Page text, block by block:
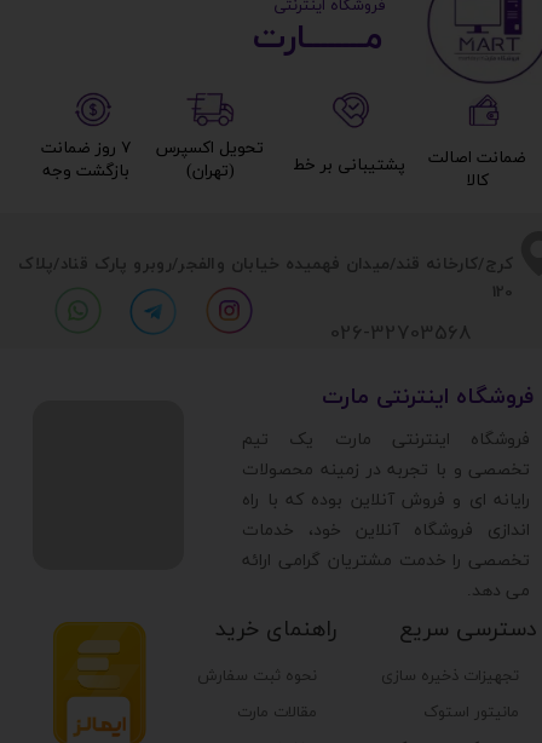
​​کرج/کارخانه قند/میدان فهمیده خیابان والفجر/روبرو پارک قناد/پلاک
120
تجهیزات ذخیره سازی
مانیتور استوک
دسترسی سریع راهنمای خرید
نحوه ثبت سفارش
مقالات مارت
​فروشگاه اینترنتی مارت
​فروشگاه اینترنتی مارت یک تیم
تخصصی و با تجربه در زمینه محصولات
رایانه ای و فروش آنلاین بوده که با راه
اندازی فروشگاه آنلاین خود، خدمات
تخصصی را خدمت مشتریان گرامی ارائه
می دهد.
026-32703568
مــــــــارت​​​​​​
​ ​فروشگاه اینترنتی
۷ روز ضمانت
بازگشت وجه​​​​​​​
تحویل اکسپرس
(تهران)​​​​​​​
پشتیبانی بر خط​​​​​​​
ضمانت اصالت
کالا​​​​​​​